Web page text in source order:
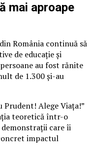
mai aproape
România continuă să
de educație și
au fost rănite
de 1.300 și-au
Prudent! Alege Viața!”
teoretică într-o
care îi
impactul